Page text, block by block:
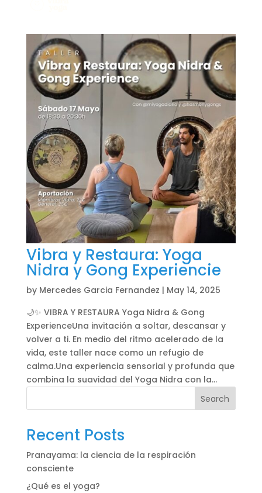
Vibra y Restaura: Yoga
Nidra y Gong Experiencie
by Mercedes Garcia Fernandez | May 14, 2025
🌙✨ VIBRA Y RESTAURA Yoga Nidra & Gong
ExperienceUna invitación a soltar, descansar y
volver a ti. En medio del ritmo acelerado de la
vida, este taller nace como un refugio de
calma.Una experiencia sensorial y profunda que
combina la suavidad del Yoga Nidra con la...
Search
Recent Posts
Pranayama: la ciencia de la respiración
consciente
¿Qué es el yoga?